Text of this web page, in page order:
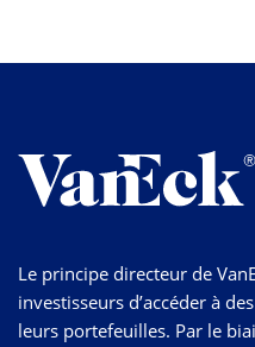
Le principe directeur de
investisseurs d’accéder à
leurs portefeuilles. Par le